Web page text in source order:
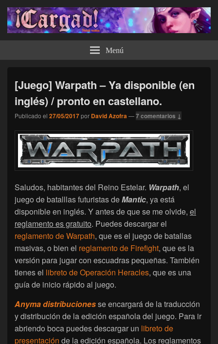
¡Cargad! Menú
[Juego] Warpath – Ya disponible (en
inglés) / pronto en castellano.
Publicado el 27/05/2017por David Azofra—7 comentarios ↓
Saludos, habitantes del Reino Estelar. Warpath, el
juego de batalllas futuristas deMantic, ya está
disponible en inglés. Y antes de que se me olvide, el
reglamento es gratuito. Puedes descargar el
reglamento de Warpath, que es el juego de batallas
masivas, o bien el reglamento de Firefight, que es la
versión para jugar con escuadras pequeñas. También
tienes el libreto de Operación Heracles, que es una
guía de inicio rápido al juego.
Anyma distribucionesse encargará de la traducción
y distribución de la edición española del juego. Para ir
abriendo boca puedes descargar un libreto de
presentación de la edición española. Los reglamentos